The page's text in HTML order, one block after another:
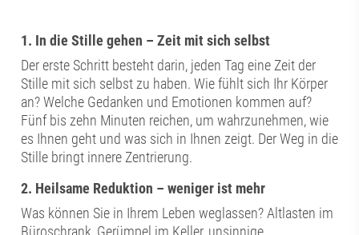
1. In die Stille gehen – Zeit mit sich selbst
Der erste Schritt besteht darin, jeden Tag eine Zeit der
Stille mit sich selbst zu haben. Wie fühlt sich Ihr Körper
an? Welche Gedanken und Emotionen kommen auf?
Fünf bis zehn Minuten reichen, um wahrzunehmen, wie
es Ihnen geht und was sich in Ihnen zeigt. Der Weg in die
Stille bringt innere Zentrierung.
2. Heilsame Reduktion – weniger ist mehr
Was können Sie in Ihrem Leben weglassen? Altlasten im
Büroschrank, Gerümpel im Keller, unsinnige